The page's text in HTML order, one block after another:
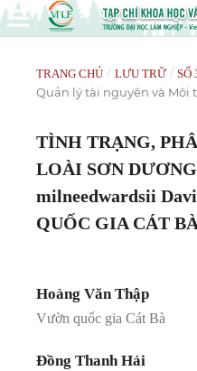
TRANG CHỦ / LƯU TRỮ / SỐ
Quản lý tài nguyên và Môi
TÌNH TRẠNG,
LOÀI SƠN
milneedwardsii
QUỐC GIA CÁT
Hoàng Văn Thập
Vườn quốc gia Cát Bà
Đồng Thanh Hải